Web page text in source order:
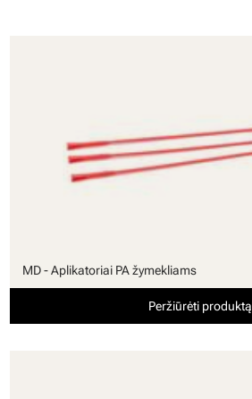
MD - Aplikatoriai PA žymekliams
Peržiūrėti produktą